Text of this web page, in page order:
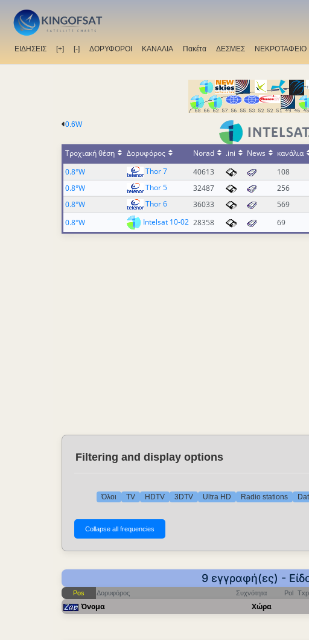
ΕΙΔΗΣΕΙΣ [+] [-] ΔΟΡΥΦΟΡΟΙ ΚΑΝΑΛΙΑ Πακέτα ΔΕΣΜΕΣ ΝΕΚΡΟΤΑΦΕΙΟ
0.6W
Τροχιακή θέση Δορυφόρος Norad .ini News κανάλια
0.8°W
Thor 7 40613 108
0.8°W
Thor 5 32487 256
0.8°W
Thor 6 36033 569
0.8°W
Intelsat 10-02 28358 69
Filtering and display options
Όλοι TV HDTV 3DTV Ultra HD Radio stations
9 εγγραφή(ες) -
Pos Δορυφόρος Συχνότητα Pol Txp
Όνομα Χώρα